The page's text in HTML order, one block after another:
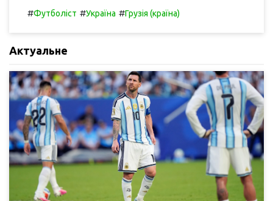
#Футболіст #Україна #Грузія (країна)
Актуальне